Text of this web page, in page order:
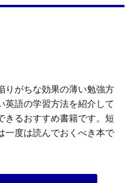
りがちな効果の薄い勉強方
英語の学習方法を紹介して
きるおすすめ書籍です。短
一度は読んでおくべき本で